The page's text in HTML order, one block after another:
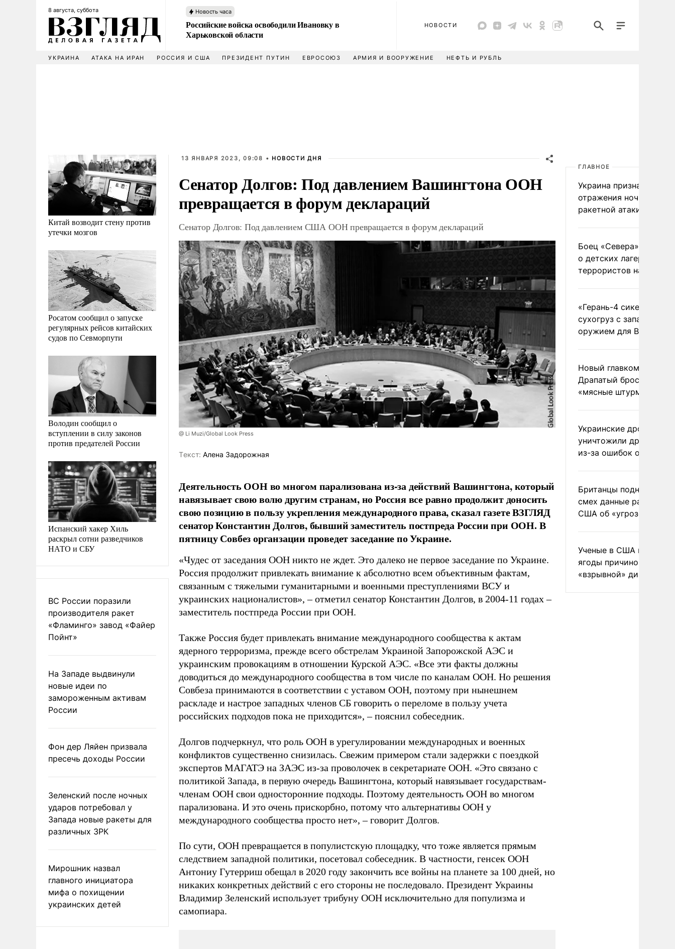
8 августа, суббота Новость часа
Российские войска освободили Ивановку в
Харьковской области
НОВОСТИ
УКРАИНА АТАКА НА ИРАН РОССИЯ И США ПРЕЗИДЕНТ ПУТИН ЕВРОСОЮЗ АРМИЯ И ВООРУЖЕНИЕ НЕФТЬ И РУБЛЬ
Китай возводит стену против
утечки мозгов
Росатом сообщил о запуске
регулярных рейсов китайских
судов по Севморпути
Володин сообщил о
вступлении в силу законов
против предателей России
Испанский хакер Хиль
раскрыл сотни разведчиков
НАТО и СБУ
ВС России поразили
производителя ракет
«Фламинго» завод «Файер
Пойнт»
На Западе выдвинули
новые идеи по
замороженным активам
России
Фон дер Ляйен призвала
пресечь доходы России
Зеленский после ночных
ударов потребовал у
Запада новые ракеты для
различных ЗРК
Мирошник назвал
главного инициатора
мифа о похищении
украинских детей
13 ЯНВАРЯ 2023, 09:08 • НОВОСТИ ДНЯ
Сенатор Долгов: Под давлением Вашингтона ООН
превращается в форум деклараций
Сенатор Долгов: Под давлением США ООН превращается в форум деклараций
@ Li Muzi/Global Look Press
Tекст: Алена Задорожная
Деятельность ООН во многом парализована из-за действий Вашингтона, который
навязывает свою волю другим странам, но Россия все равно продолжит доносить
свою позицию в пользу укрепления международного права, сказал газете ВЗГЛЯД
сенатор Константин Долгов, бывший заместитель постпреда России при ООН. В
пятницу Совбез органзации проведет заседание по Украине.
«Чудес от заседания ООН никто не ждет. Это далеко не первое заседание по Украине.
Россия продолжит привлекать внимание к абсолютно всем объективным фактам,
связанным с тяжелыми гуманитарными и военными преступлениями ВСУ и
украинских националистов», – отметил сенатор Константин Долгов, в 2004-11 годах –
заместитель постпреда России при ООН.
Также Россия будет привлекать внимание международного сообщества к актам
ядерного терроризма, прежде всего обстрелам Украиной Запорожской АЭС и
украинским провокациям в отношении Курской АЭС. «Все эти факты должны
доводиться до международного сообщества в том числе по каналам ООН. Но решения
Совбеза принимаются в соответствии с уставом ООН, поэтому при нынешнем
раскладе и настрое западных членов СБ говорить о переломе в пользу учета
российских подходов пока не приходится», – пояснил собеседник.
Долгов подчеркнул, что роль ООН в урегулировании международных и военных
конфликтов существенно снизилась. Свежим примером стали задержки с поездкой
экспертов МАГАТЭ на ЗАЭС из-за проволочек в секретариате ООН. «Это связано с
политикой Запада, в первую очередь Вашингтона, который навязывает государствам-
членам ООН свои односторонние подходы. Поэтому деятельность ООН во многом
парализована. И это очень прискорбно, потому что альтернативы ООН у
международного сообщества просто нет», – говорит Долгов.
По сути, ООН превращается в популистскую площадку, что тоже является прямым
следствием западной политики, посетовал собеседник. В частности, генсек ООН
Антониу Гутерриш обещал в 2020 году закончить все войны на планете за 100 дней, но
никаких конкретных действий с его стороны не последовало. Президент Украины
Владимир Зеленский использует трибуну ООН исключительно для популизма и
самопиара.
ГЛАВНОЕ
Украина признала
отражения ночной
ракетной атаки
Боец «Севера»
о детских лагерях
террористов на
«Герань-4 сикер»
сухогруз с западным
оружием для ВСУ
Новый главком ВСУ
Драпатый бросил
«мясные штурмы»
Украинские дроны
уничтожили друг друга
из-за ошибок
Британцы подняли на
смех данные разведки
США об «угрозе
Ученые в США назвали
ягоды причиной
«взрывной» диареи